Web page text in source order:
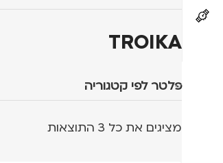
TROIKA
פלטר לפי קטגוריה
מציגים את כל ⁦3⁩ התוצאות